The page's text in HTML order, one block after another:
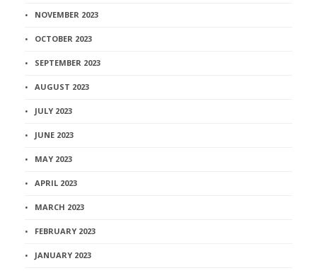
NOVEMBER 2023
OCTOBER 2023
SEPTEMBER 2023
AUGUST 2023
JULY 2023
JUNE 2023
MAY 2023
APRIL 2023
MARCH 2023
FEBRUARY 2023
JANUARY 2023